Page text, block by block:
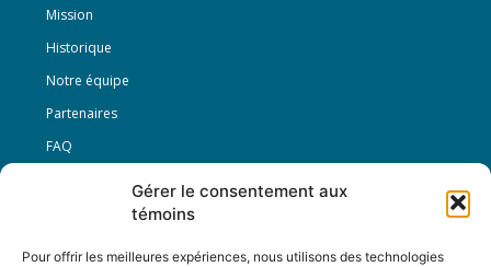
Gérer le consentement aux
témoins
Pour offrir les meilleures expériences, nous utilisons des technologies
Mission
Historique
Notre équipe
Partenaires
FAQ
Conditions générales